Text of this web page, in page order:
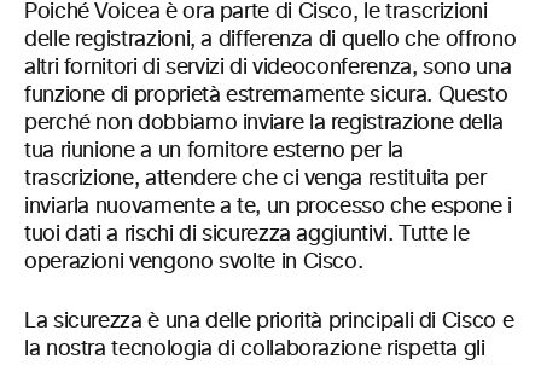
Poiché Voicea è ora parte di Cisco, le trascrizioni
delle registrazioni, a differenza di quello che offrono
altri fornitori di servizi di videoconferenza, sono una
funzione di proprietà estremamente sicura. Questo
perché non dobbiamo inviare la registrazione della
tua riunione a un fornitore esterno per la
trascrizione, attendere che ci venga restituita per
inviarla nuovamente a te, un processo che espone i
tuoi dati a rischi di sicurezza aggiuntivi. Tutte le
operazioni vengono svolte in Cisco.
La sicurezza è una delle priorità principali di Cisco e
la nostra tecnologia di collaborazione rispetta gli